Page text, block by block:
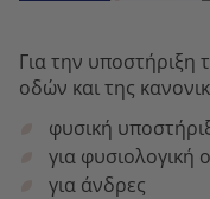
Για την
οδών και της
φυσική
για φυσιολογική
για άνδρες